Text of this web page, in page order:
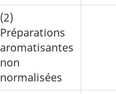
(2)
Préparations
aromatisantes
non
normalisées